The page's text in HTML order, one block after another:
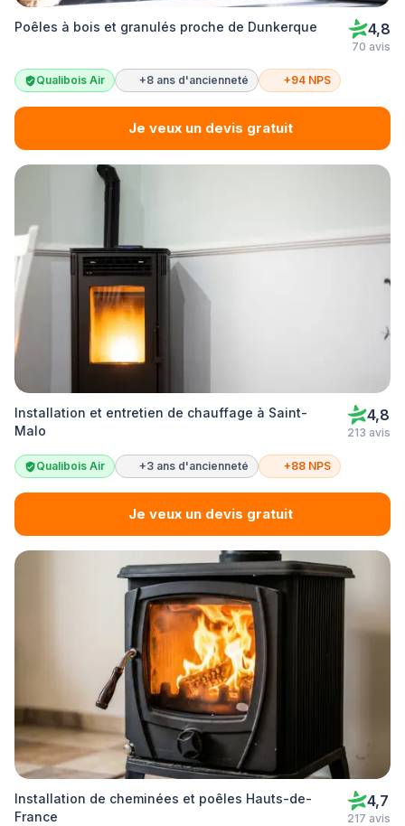
Poêles à bois et granulés proche de Dunkerque 4,8
70 avis
Qualibois Air +8 ans d'ancienneté +94 NPS
Je veux un devis gratuit
Installation et entretien de chauffage à Saint-
Malo
4,8
213 avis
Qualibois Air +3 ans d'ancienneté +88 NPS
Je veux un devis gratuit
Installation de cheminées et poêles Hauts-de-
France
4,7
217 avis